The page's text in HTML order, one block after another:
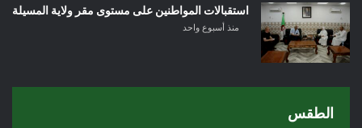
استقبالات المواطنين على مستوى مقر ولاية المسيلة
منذ أسبوع واحد
الطقس